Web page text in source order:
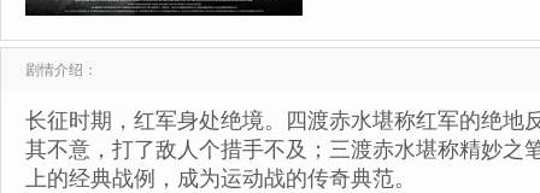
剧情介绍：
长征时期，红军身处绝境。四渡赤水堪称红军的绝
其不意，打了敌人个措手不及；三渡赤水堪称精妙
上的经典战例，成为运动战的传奇典范。